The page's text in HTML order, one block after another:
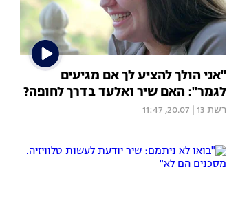
"אני הולך להציע לך אם מגיעים
לגמר": האם שיר ואלעד בדרך לחופה?
רשת 13 20.07, 11:47